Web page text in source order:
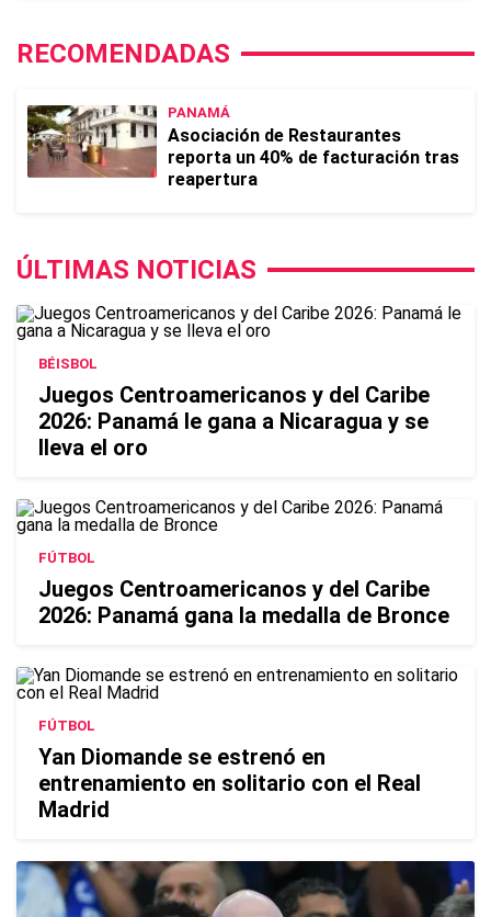
RECOMENDADAS
PANAMÁ
Asociación de Restaurantes
reporta un 40% de facturación tras
reapertura
ÚLTIMAS NOTICIAS
BÉISBOL
Juegos Centroamericanos y del Caribe
2026: Panamá le gana a Nicaragua y se
lleva el oro
FÚTBOL
Juegos Centroamericanos y del Caribe
2026: Panamá gana la medalla de Bronce
FÚTBOL
Yan Diomande se estrenó en
entrenamiento en solitario con el Real
Madrid